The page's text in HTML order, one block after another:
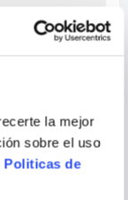
la mejor
sobre el uso
Politicas de
- DIVISION